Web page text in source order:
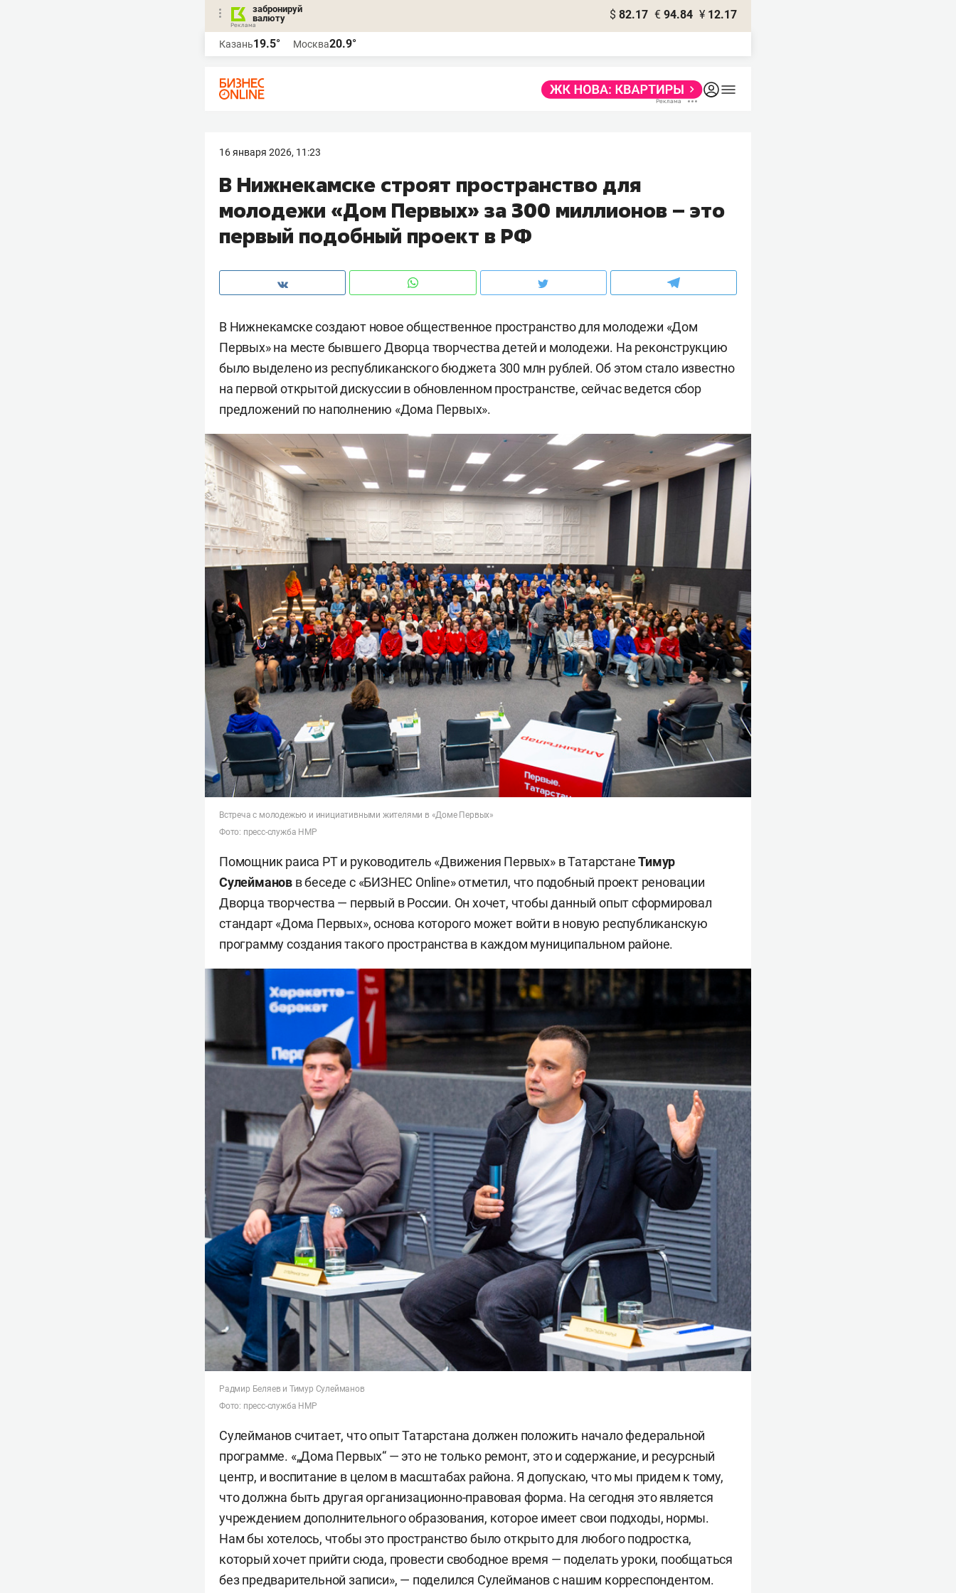
забронируй
валюту
$ 82.17 € 94.84 ¥ 12.17
Казань19.5° Москва20.9°
16 января 2026, 11:23
В Нижнекамске строят пространство для
молодежи «Дом Первых» за 300 миллионов – это
первый подобный проект в РФ
В Нижнекамске создают новое общественное пространство для молодежи «Дом
Первых» на месте бывшего Дворца творчества детей и молодежи. На реконструкцию
было выделено из республиканского бюджета 300 млн рублей. Об этом стало известно
на первой открытой дискуссии в обновленном пространстве, сейчас ведется сбор
предложений по наполнению «Дома Первых».
Встреча с молодежью и инициативными жителями в «Доме Первых»
Фото: пресс-служба НМР
Помощник раиса РТ и руководитель «Движения Первых» в ТатарстанеТимур
Сулейманов в беседе с «БИЗНЕС Online» отметил, что подобный проект реновации
Дворца творчества — первый в России. Он хочет, чтобы данный опыт сформировал
стандарт «Дома Первых», основа которого может войти в новую республиканскую
программу создания такого пространства в каждом муниципальном районе.
Радмир Беляев и Тимур Сулейманов
Фото: пресс-служба НМР
Сулейманов считает, что опыт Татарстана должен положить начало федеральной
программе. «„Дома Первых“ — это не только ремонт, это и содержание, и ресурсный
центр, и воспитание в целом в масштабах района. Я допускаю, что мы придем к тому,
что должна быть другая организационно-правовая форма. На сегодня это является
учреждением дополнительного образования, которое имеет свои подходы, нормы.
Нам бы хотелось, чтобы это пространство было открыто для любого подростка,
который хочет прийти сюда, провести свободное время — поделать уроки, пообщаться
без предварительной записи», — поделился Сулейманов с нашим корреспондентом.